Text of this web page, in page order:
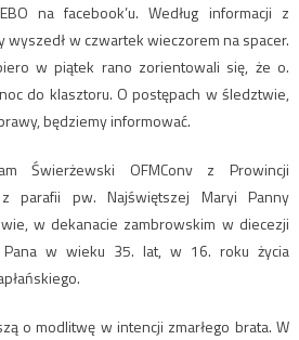
na facebook’u. Według informacji z
wyszedł w czwartek wieczorem na spacer.
w piątek rano zorientowali się, że o.
do klasztoru. O postępach w śledztwie,
będziemy informować.
Świerżewski OFMConv z Prowincji
z parafii pw. Najświętszej Maryi Panny
w dekanacie zambrowskim w diecezji
Pana w wieku 35. lat, w 16. roku życia
o modlitwę w intencji zmarłego brata. W